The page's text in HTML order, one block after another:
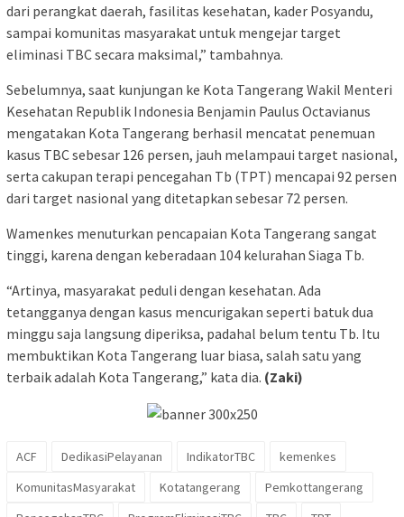
dari perangkat daerah, fasilitas kesehatan, kader Posyandu,
sampai komunitas masyarakat untuk mengejar target
eliminasi TBC secara maksimal,” tambahnya.
Sebelumnya, saat kunjungan ke Kota Tangerang Wakil Menteri
Kesehatan Republik Indonesia Benjamin Paulus Octavianus
mengatakan Kota Tangerang berhasil mencatat penemuan
kasus TBC sebesar 126 persen, jauh melampaui target nasional,
serta cakupan terapi pencegahan Tb (TPT) mencapai 92 persen
dari target nasional yang ditetapkan sebesar 72 persen.
Wamenkes menuturkan pencapaian Kota Tangerang sangat
tinggi, karena dengan keberadaan 104 kelurahan Siaga Tb.
“Artinya, masyarakat peduli dengan kesehatan. Ada
tetangganya dengan kasus mencurigakan seperti batuk dua
minggu saja langsung diperiksa, padahal belum tentu Tb. Itu
membuktikan Kota Tangerang luar biasa, salah satu yang
terbaik adalah Kota Tangerang,” kata dia. (Zaki)
ACF DedikasiPelayanan IndikatorTBC
kemenkes
KomunitasMasyarakat
Kotatangerang
Pemkottangerang